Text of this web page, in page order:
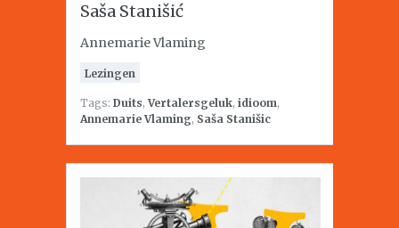
Saša Stanišić
Annemarie Vlaming
Lezingen
Tags: Duits,Vertalersgeluk, idioom,
Annemarie Vlaming, Saša Stanišic